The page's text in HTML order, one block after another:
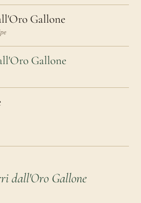
Gallone
Gallone
dall'Oro Gallone